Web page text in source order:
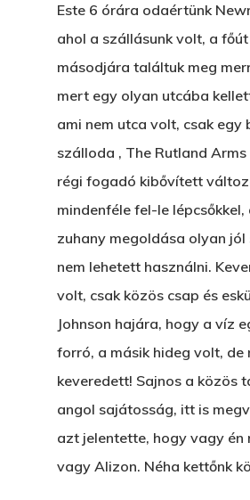
Este 6 órára odaértünk
ahol a szállásunk volt, a
másodjára találtuk meg
mert egy olyan utcába
ami nem utca volt, csak egy
szálloda , The Rutland
régi fogadó kibővített
mindenféle fel-le
zuhany megoldása olyan jól
nem lehetett használni.
volt, csak közös csap és
Johnson hajára, hogy a víz
forró, a másik hideg volt, de
keveredett! Sajnos a közös
angol sajátosság, itt is
azt jelentette, hogy vagy én
vagy Alizon. Néha kettőnk